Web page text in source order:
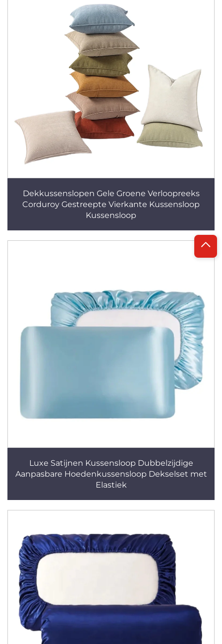
Dekkussenslopen Gele Groene Verloopreeks
Corduroy Gestreepte Vierkante Kussensloop
Kussensloop
Luxe Satijnen Kussensloop Dubbelzijdige
Aanpasbare Hoedenkussensloop Dekselset met
Elastiek